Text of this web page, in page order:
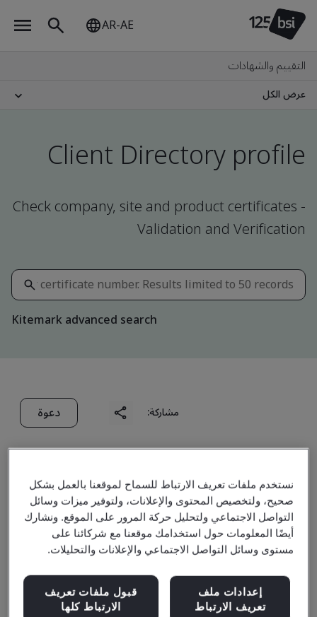
AR-AE
التقييم والشهادات
عرض الكل
Client Directory profile
Check company, site and product certificates -
Validation and Verification
Kitemark advanced search
مشاركة: دعوة
GenoFocus Inc.
Business scope: The manufacture of enzymes for food
processing as food additives.
نستخدم ملفات تعريف الارتباط للسماح لموقعنا بالعمل بشكل
صحيح، ولتخصيص المحتوى والإعلانات، ولتوفير ميزات وسائل
التواصل الاجتماعي ولتحليل حركة المرور على الموقع. ونشارك
أيضًا المعلومات حول استخدامك موقعنا مع شركائنا على
مستوى وسائل التواصل الاجتماعي والإعلانات والتحليلات.
إعدادات ملف
تعريف الارتباط
قبول ملفات تعريف
الارتباط كلها